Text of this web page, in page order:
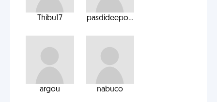
Thibu17 pasdideepo...
argou nabuco